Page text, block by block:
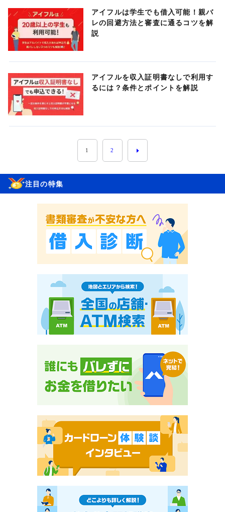
アイフルは学生でも借入可能！親バ
レの回避方法と審査に通るコツを解
説
アイフルを収入証明書なしで利用す
るには？条件とポイントを解説
1 2
注目の特集